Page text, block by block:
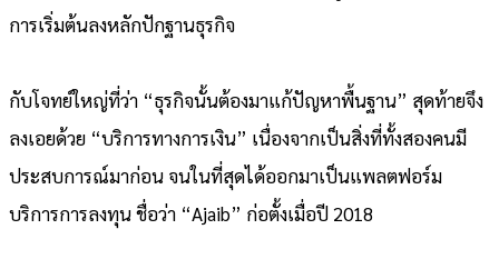
การเริ่มต้นลงหลักปักฐานธุรกิจ
กับโจทย์ใหญ่ที่ว่า “ธุรกิจนั้นต้องมาแก้ปัญหาพื้นฐาน” สุดท้ายจึง
ลงเอยด้วย “บริการทางการเงิน” เนื่องจากเป็นสิ่งที่ทั้งสองคนมี
ประสบการณ์มาก่อน จนในที่สุดได้ออกมาเป็นแพลตฟอร์ม
บริการการลงทุน ชื่อว่า “Ajaib” ก่อตั้งเมื่อปี 2018